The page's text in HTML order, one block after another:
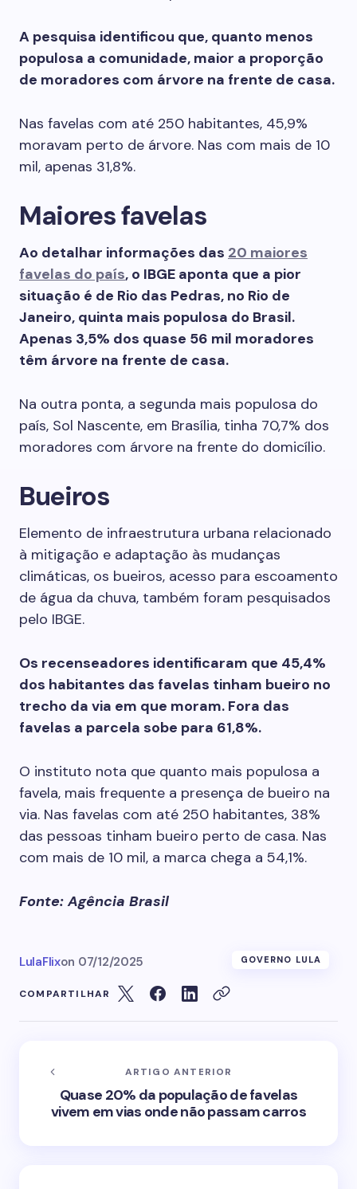
A pesquisa identificou que, quanto menos
populosa a comunidade, maior a proporção
de moradores com árvore na frente de casa.
Nas favelas com até 250 habitantes, 45,9%
moravam perto de árvore. Nas com mais de 10
mil, apenas 31,8%.
Maiores favelas
Ao detalhar informações das 20 maiores
favelas do país, o IBGE aponta que a pior
situação é de Rio das Pedras, no Rio de
Janeiro, quinta mais populosa do Brasil.
Apenas 3,5% dos quase 56 mil moradores
têm árvore na frente de casa.
Na outra ponta, a segunda mais populosa do
país, Sol Nascente, em Brasília, tinha 70,7% dos
moradores com árvore na frente do domicílio.
Bueiros
Elemento de infraestrutura urbana relacionado
à mitigação e adaptação às mudanças
climáticas, os bueiros, acesso para escoamento
de água da chuva, também foram pesquisados
pelo IBGE.
Os recenseadores identificaram que 45,4%
dos habitantes das favelas tinham bueiro no
trecho da via em que moram. Fora das
favelas a parcela sobe para 61,8%.
O instituto nota que quanto mais populosa a
favela, mais frequente a presença de bueiro na
via. Nas favelas com até 250 habitantes, 38%
das pessoas tinham bueiro perto de casa. Nas
com mais de 10 mil, a marca chega a 54,1%.
Fonte: Agência Brasil
LulaFlixon 07/12/2025 GOVERNO LULA
COMPARTILHAR
ARTIGO ANTERIOR
Quase 20% da população de favelas
vivem em vias onde não passam carros